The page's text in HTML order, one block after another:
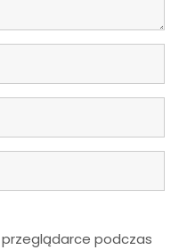
podczas